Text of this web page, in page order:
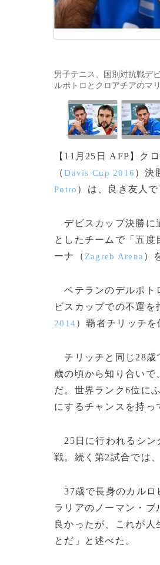
男子テニス、国別対抗戦デ
ルポトロとクロアチアのマ
【11月25日 AFP】ク
（Davis Cup 2016 ）決
Potro ）は、良き友人
デビスカップ決勝に
としたチームで「五度
ーナ（ Zagreb Arena ）
ベテランのデルポト
ビスカップでの不運
2014）覇者チリッチを
チリッチと同じ28歳
歳の頃から知り合いで
だ。世界ランク6位に
にするチャンスを持っ
25日に行われるシン
戦。続く第2試合では
37歳で長身のカルロ
ラリアのノーマン・ブ
良かったが、これが人
とだ」と述べた。